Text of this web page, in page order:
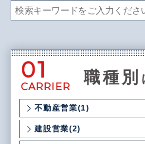
01
CARRIER
職種別
不動産営業(1)
建設営業(2)